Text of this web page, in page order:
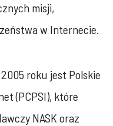
misji,
w Internecie.
roku jest Polskie
(PCPSI), które
NASK oraz